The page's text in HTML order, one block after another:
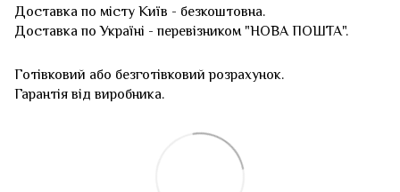
Доставка по місту Київ - безкоштовна.
Доставка по Україні - перевізником "НОВА ПОШТА".
Готівковий або безготівковий розрахунок.
Гарантія від виробника.